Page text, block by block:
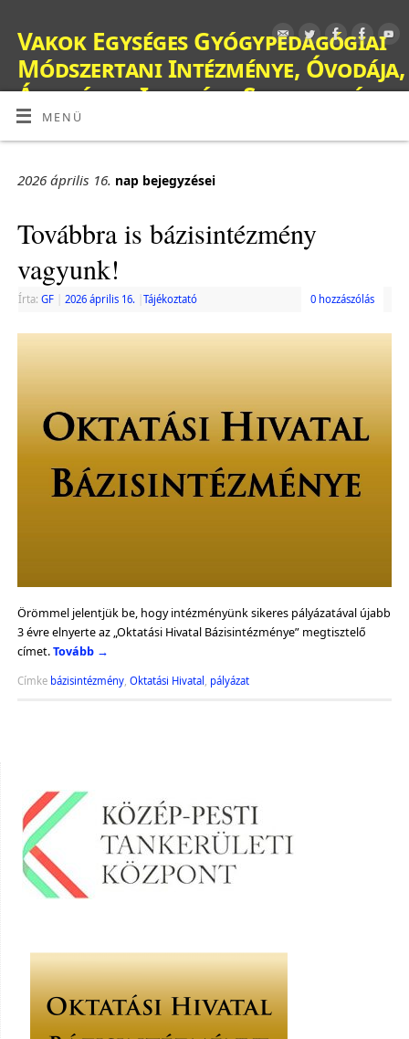
Vakok Egységes Gyógypedagógiai
Módszertani Intézménye, Óvodája,
Általános Iskolája, Szakiskolája,
Készségfejlesztő Iskolája, Fejlesztő
Nevelés-Oktatást Végző Iskolája,
Kollégiuma és Gyermekotthona
MENÜ
2026 április 16. nap bejegyzései
Továbbra is bázisintézmény
vagyunk!
Írta: GF 2026 április 16. Tájékoztató 0 hozzászólás
Örömmel jelentjük be, hogy intézményünk sikeres pályázatával újabb
3 évre elnyerte az „Oktatási Hivatal Bázisintézménye” megtisztelő
címet.Tovább →
Címke bázisintézmény, Oktatási Hivatal , pályázat